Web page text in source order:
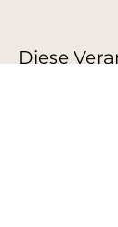
Diese